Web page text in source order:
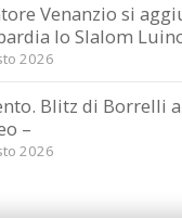
Venanzio si
lo Slalom
2026
Blitz di Borrelli
–
2026